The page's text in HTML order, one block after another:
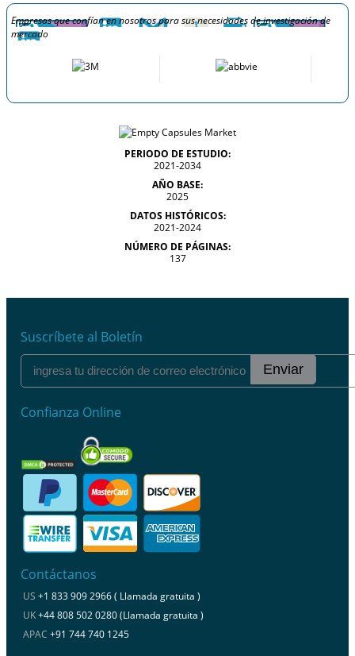
Empresas que confían en nosotros para sus necesidades de investigación de
mercado
PERIODO DE ESTUDIO:
2021-2034
AÑO BASE:
2025
DATOS HISTÓRICOS:
2021-2024
NÚMERO DE PÁGINAS:
137
Suscríbete al Boletín
Enviar
Confianza Online
Contáctanos
US +1 833 909 2966 ( Llamada gratuita )
UK+44 808 502 0280 (Llamada gratuita )
APAC +91 744 740 1245